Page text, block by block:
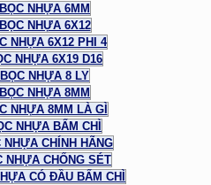
NHỰA 6MM
NHỰA 6X12
NHỰA 6X12 PHI 4
NHỰA 6X19 D16
NHỰA 8 LY
NHỰA 8MM
NHỰA 8MM LÀ GÌ
NHỰA BẤM CHÌ
NHỰA CHÍNH HÃNG
NHỰA CHỐNG SÉT
CÓ ĐẦU BẤM CHÌ